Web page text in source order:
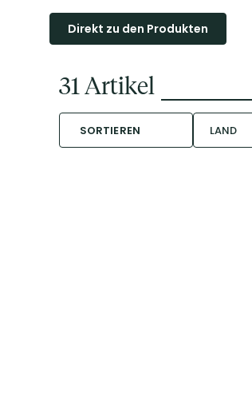
Direkt zu den Produkten
31Artikel
SORTIEREN LAND